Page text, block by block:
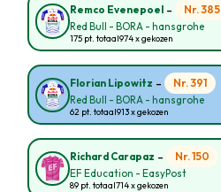
Remco Evenepoel - Nr. 385
Red Bull - BORA - hansgrohe
175 pt. totaal974 x gekozen
Florian Lipowitz - Nr. 391
Red Bull - BORA - hansgrohe
62 pt. totaal913 x gekozen
Richard Carapaz - Nr. 150
EF Education - EasyPost
89 pt. totaal714 x gekozen